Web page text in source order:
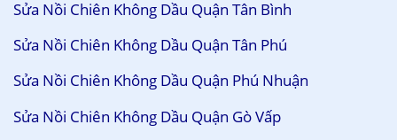
Sửa Nồi Chiên Không Dầu Quận Tân Bình
Sửa Nồi Chiên Không Dầu Quận Tân Phú
Sửa Nồi Chiên Không Dầu Quận Phú Nhuận
Sửa Nồi Chiên Không Dầu Quận Gò Vấp